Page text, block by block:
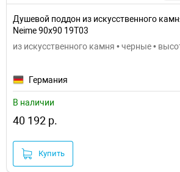
Душевой поддон из искусственного
Neime 90х90 19T03
из искусственного камня • черные •
Германия
В наличии
40 192 р.
Купить